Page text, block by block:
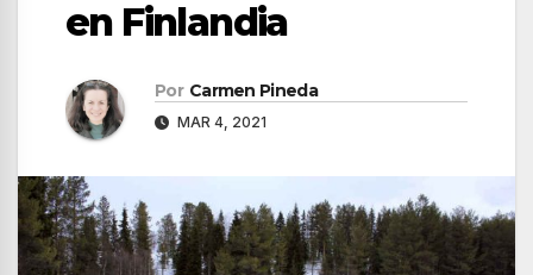
en Finlandia
Por Carmen Pineda
MAR 4, 2021